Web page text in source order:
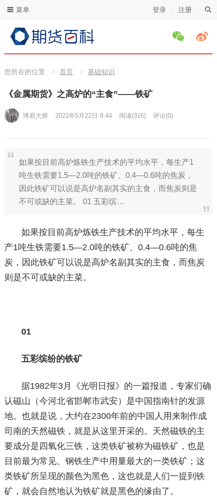
登录 注册
菜单
您所在的位置 首页 基础知识
《金属期货》之高炉的“主食”——铁矿
博易大师 2021年5月22日 9:44 阅读(316) 评论(0)
如果按目前高炉炼铁生产技术的平均水平，每生产1
吨生铁需要1.5—2.0吨的铁矿、0.4—0.6吨的焦炭，
因此铁矿可以说是高炉名副其实的主食，而焦炭则是
不可或缺的主菜。 01 五彩缤…
如果按目前高炉炼铁生产技术的平均水平，每生
产1吨生铁需要1.5—2.0吨的铁矿、0.4—0.6吨的焦
炭，因此铁矿可以说是高炉名副其实的主食，而焦炭
则是不可或缺的主菜。
01
五彩缤纷的铁矿
据1982年3月《光明日报》的一篇报道，专家们确
认磁山（今河北省邯郸市武安）是中国指南针的发源
地。也就是说，大约在2300年前的中国人用来制作成
司南的天然磁铁，就是从这里开采的。天然磁铁的主
要成分是四氧化三铁，这类铁矿被称为磁铁矿，也是
目前最为常见、钢铁生产中用量最大的一类铁矿；这
类铁矿所呈现的颜色为黑色，这也就是人们一提到铁
矿，就会自然地认为铁矿就是黑色的缘由了。